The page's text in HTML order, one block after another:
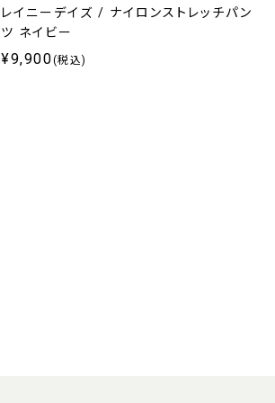
レイニーデイズ / ナイロンストレッチパン
ツ ネイビー
¥9,900(税込)